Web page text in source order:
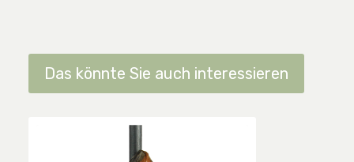
Das könnte Sie auch interessieren
Produktgalerie überspringen